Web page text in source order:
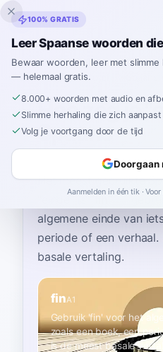
Inklingo
Home›Spaans›Dutch
Hoe zeg je
Spaans
Het meest gebruikte
algemene einde van
periode of een
basale vertaling.
finA1
Gebruik 'fin' voor het
zoals een boek, een
is de meest basale
100% GRATIS
Leer Spaanse woorden
Bewaar woorden, leer met
— helemaal gratis.
8.000+ woorden met audio en
Slimme herhaling die zich aanpast
Volg je voortgang door de tijd
Doorgaan
Aanmelden in één tik ·